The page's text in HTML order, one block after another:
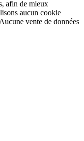
afin de mieux
aucun cookie
vente de données